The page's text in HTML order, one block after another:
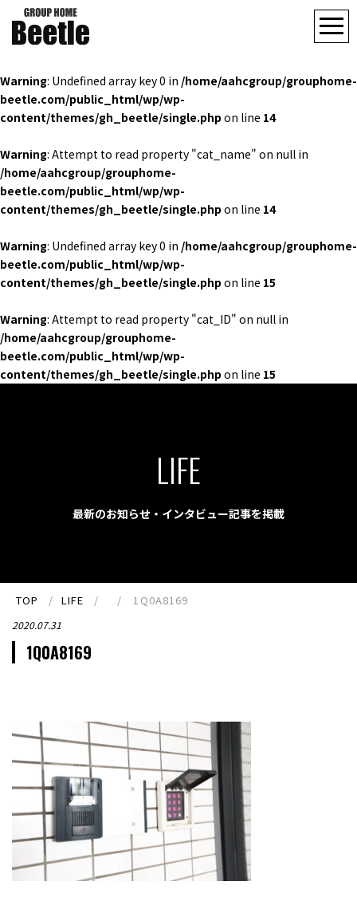
Warning: Undefined array key 0 in /home/aahcgroup/grouphome-
beetle.com/public_html/wp/wp-
content/themes/gh_beetle/single.php on line 14
Warning: Attempt to read property "cat_name" on null in
/home/aahcgroup/grouphome-
beetle.com/public_html/wp/wp-
content/themes/gh_beetle/single.php on line 14
Warning: Undefined array key 0 in /home/aahcgroup/grouphome-
beetle.com/public_html/wp/wp-
content/themes/gh_beetle/single.php on line 15
Warning: Attempt to read property "cat_ID" on null in
/home/aahcgroup/grouphome-
beetle.com/public_html/wp/wp-
content/themes/gh_beetle/single.php on line 15
LIFE
最新のお知らせ・インタビュー記事を掲載
TOP LIFE 1Q0A8169
2020.07.31
1Q0A8169